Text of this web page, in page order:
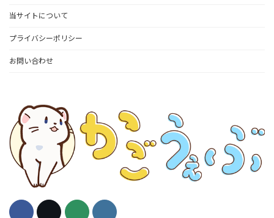
当サイトについて
プライバシーポリシー
お問い合わせ